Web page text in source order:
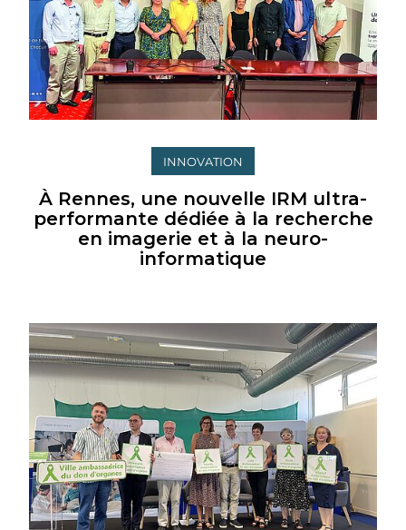
INNOVATION
À Rennes, une nouvelle IRM ultra-
performante dédiée à la recherche
en imagerie et à la neuro-
informatique